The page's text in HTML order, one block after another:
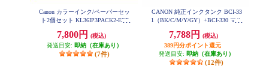
Canon カラーインク/ペーパーセッ
ト2個セット KL36IP3PACK2-ESE
7,800円
(税込)
発送目安: 即納（在庫あり）
(7件)
CANON 純正インクタンク BCI-33
1（BK/C/M/Y/GY）+BCI-330 マル
7,788円
(税込)
389円分ポイント還元
発送目安: 即納（在庫あり）
(12件)